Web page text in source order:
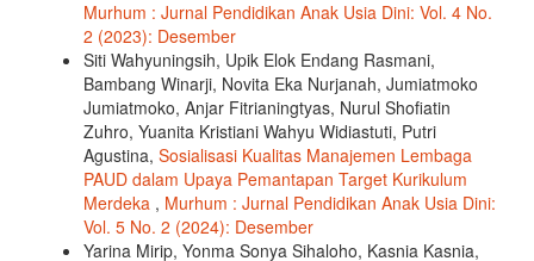
Murhum : Jurnal Pendidikan Anak Usia Dini: Vol. 4 No.
2 (2023): Desember
Siti Wahyuningsih, Upik Elok Endang Rasmani,
Bambang Winarji, Novita Eka Nurjanah, Jumiatmoko
Jumiatmoko, Anjar Fitrianingtyas, Nurul Shofiatin
Zuhro, Yuanita Kristiani Wahyu Widiastuti, Putri
Agustina, Sosialisasi Kualitas Manajemen Lembaga
PAUD dalam Upaya Pemantapan Target Kurikulum
Merdeka , Murhum : Jurnal Pendidikan Anak Usia Dini:
Vol. 5 No. 2 (2024): Desember
Yarina Mirip, Yonma Sonya Sihaloho, Kasnia Kasnia,